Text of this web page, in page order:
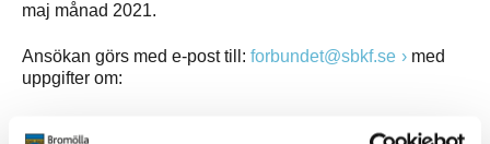
maj månad 2021.
Ansökan görs med e-post till: forbundet@sbkf.se
med
uppgifter om: